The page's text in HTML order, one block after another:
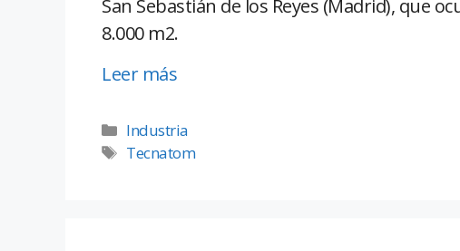
San Sebastián de los Reyes (Madrid), que
8.000 m2.
Leer más
Industria
Tecnatom